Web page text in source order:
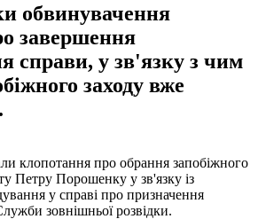
обвинувачення
завершення
справи, у зв'язку з чим
заходу вже
клопотання про обрання запобіжного
Петру Порошенку у зв'язку із
у справі про призначення
зовнішньої розвідки.